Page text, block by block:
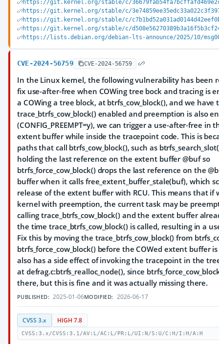
https://git.kernel.org/stable/c/
https://git.kernel.org/stable/c/
https://git.kernel.org/stable/c/
https://git.kernel.org/stable/c/
https://lists.debian.org/debian-lts-announce/2025/10/
CVE-2024-56759 CVE-2024-56759
In the Linux kernel, the following vulnerability has been
fix use-after-free when COWing tree bock and tracing is
a COWing a tree block, at btrfs_cow_block(), and we
trace_btrfs_cow_block() enabled and preemption is also
(CONFIG_PREEMPT=y), we can trigger a use-after-free in
extent buffer while inside the tracepoint code. This is
paths that call btrfs_cow_block(), such as
holding the last reference on the extent buffer @buf so
btrfs_force_cow_block() drops the last reference on the
buffer when it calls free_extent_buffer_stale(buf), which
release of the extent buffer with RCU. This means that if
kernel with preemption, the current task may be
calling trace_btrfs_cow_block() and the extent buffer
the time trace_btrfs_cow_block() is called, resulting in a
Fix this by moving the trace_btrfs_cow_block() from
btrfs_force_cow_block() before the COWed extent buffer
also has a side effect of invoking the tracepoint in the
at defrag.c:btrfs_realloc_node(), since
there, but this is fine and it was actually missing there.
PUBLISHED: 2025-01-06MODIFIED: 2026-06-17
CVSS 3.x HIGH 7.8
CVSS:3.x/CVSS:3.1/AV:L/AC:L/PR:L/UI:N/S:U/C:H/I:H/A:H